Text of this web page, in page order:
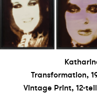
Transformation,
Vintage Print, 12-